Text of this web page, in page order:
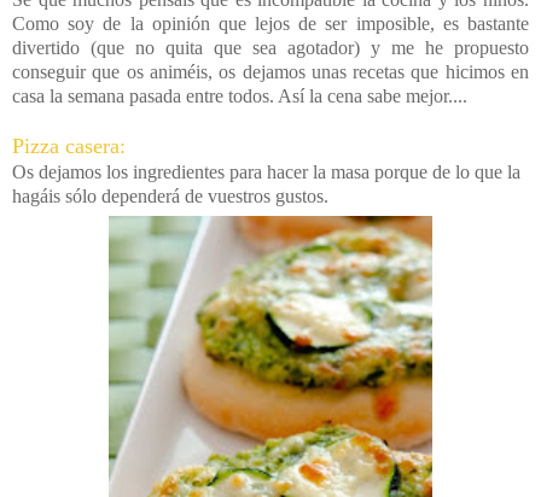
Como soy de la opinión que lejos de ser imposible, es bastante
divertido (que no quita que sea agotador) y me he propuesto
conseguir que os animéis, os dejamos unas recetas que hicimos en
casa la semana pasada entre todos. Así la cena sabe mejor....
Pizza casera:
Os dejamos los ingredientes para hacer la masa porque de lo que la
hagáis sólo dependerá de vuestros gustos.